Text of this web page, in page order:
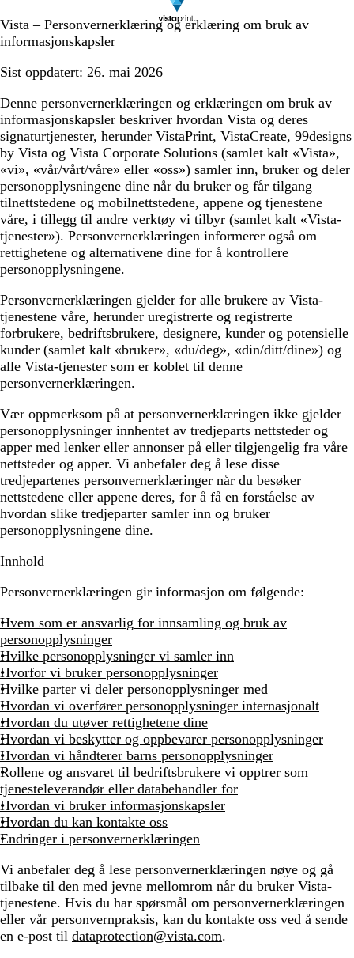
Vista – Personvernerklæring og erklæring om bruk av
informasjonskapsler
Sist oppdatert: 26. mai 2026
Denne personvernerklæringen og erklæringen om bruk av
informasjonskapsler beskriver hvordan Vista og deres
signaturtjenester, herunder VistaPrint, VistaCreate, 99designs
by Vista og Vista Corporate Solutions (samlet kalt «Vista»,
«vi», «vår/vårt/våre» eller «oss») samler inn, bruker og deler
personopplysningene dine når du bruker og får tilgang
tilnettstedene og mobilnettstedene, appene og tjenestene
våre, i tillegg til andre verktøy vi tilbyr (samlet kalt «Vista-
tjenester»). Personvernerklæringen informerer også om
rettighetene og alternativene dine for å kontrollere
personopplysningene.
Personvernerklæringen gjelder for alle brukere av Vista-
tjenestene våre, herunder uregistrerte og registrerte
forbrukere, bedriftsbrukere, designere, kunder og potensielle
kunder (samlet kalt «bruker», «du/deg», «din/ditt/dine») og
alle Vista-tjenester som er koblet til denne
personvernerklæringen.
Vær oppmerksom på at personvernerklæringen ikke gjelder
personopplysninger innhentet av tredjeparts nettsteder og
apper med lenker eller annonser på eller tilgjengelig fra våre
nettsteder og apper. Vi anbefaler deg å lese disse
tredjepartenes personvernerklæringer når du besøker
nettstedene eller appene deres, for å få en forståelse av
hvordan slike tredjeparter samler inn og bruker
personopplysningene dine.
Innhold
Personvernerklæringen gir informasjon om følgende:
Hvem som er ansvarlig for innsamling og bruk av
personopplysninger
Hvilke personopplysninger vi samler inn
Hvorfor vi bruker personopplysninger
Hvilke parter vi deler personopplysninger med
Hvordan vi overfører personopplysninger internasjonalt
Hvordan du utøver rettighetene dine
Hvordan vi beskytter og oppbevarer personopplysninger
Hvordan vi håndterer barns personopplysninger
Rollene og ansvaret til bedriftsbrukere vi opptrer som
tjenesteleverandør eller databehandler for
Hvordan vi bruker informasjonskapsler
Hvordan du kan kontakte oss
Endringer i personvernerklæringen
Vi anbefaler deg å lese personvernerklæringen nøye og gå
tilbake til den med jevne mellomrom når du bruker Vista-
tjenestene. Hvis du har spørsmål om personvernerklæringen
eller vår personvernpraksis, kan du kontakte oss ved å sende
en e-post til dataprotection@vista.com.